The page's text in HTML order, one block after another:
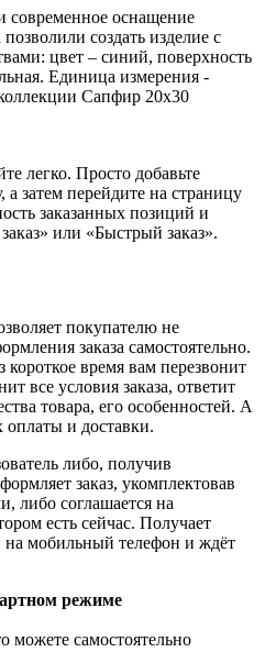
современное оснащение
создать изделие с
цвет – синий, поверхность
Единица измерения -
Сапфир 20x30
легко. Просто добавьте
затем перейдите на страницу
заказанных позиций и
или «Быстрый заказ».
покупателю не
заказа самостоятельно.
время вам перезвонит
все условия заказа, ответит
товара, его особенностей. А
оплаты и доставки.
либо, получив
заказ, укомплектовав
либо соглашается на
есть сейчас. Получает
мобильный телефон и ждёт
режиме
можете самостоятельно